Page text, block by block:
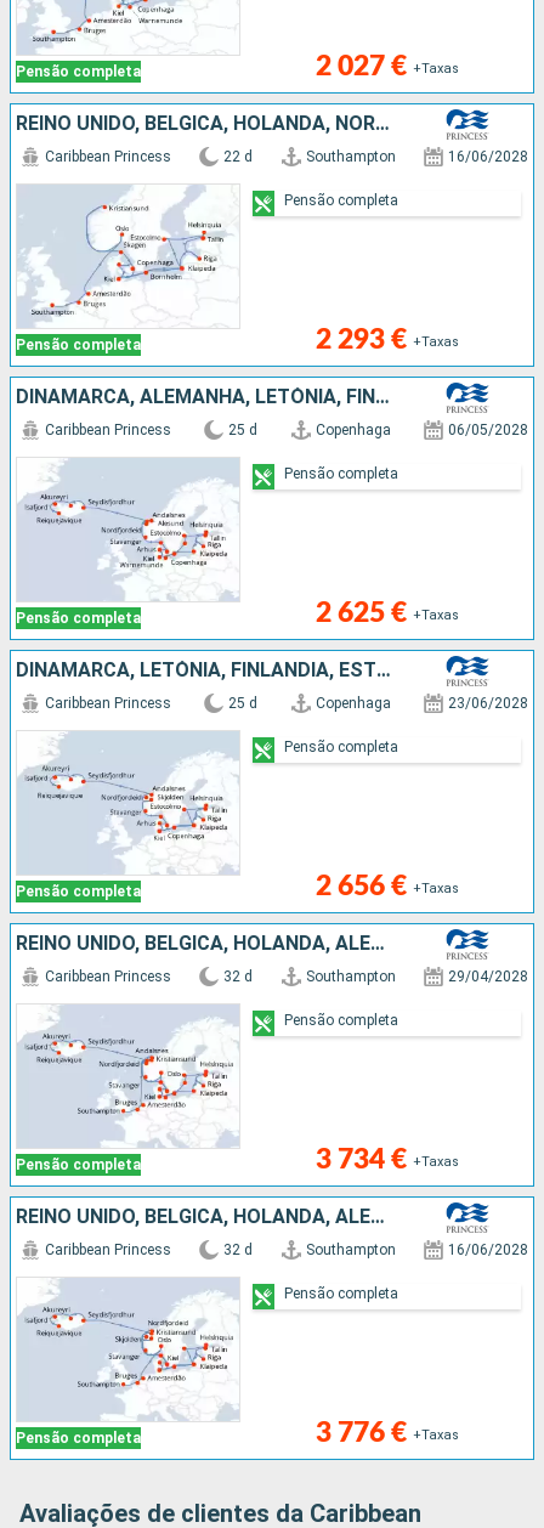
Pensão completa 2 027 € +Taxas
REINO UNIDO, BÉLGICA, HOLANDA, NORUEGA, ALEMANHA, LETÓNIA, ESTÓNIA, FINLÂNDIA, SUÉCIA, DINAMARCA
Pensão completa
Caribbean Princess 22 d Southampton 16/06/2028
2 293 € +Taxas
Pensão completa
DINAMARCA, ALEMANHA, LETÓNIA, FINLÂNDIA, ESTÓNIA, SUÉCIA, NORUEGA, ISLÂNDIA
Pensão completa
Caribbean Princess 25 d Copenhaga 06/05/2028
2 625 € +Taxas
Pensão completa
DINAMARCA, LETÓNIA, FINLÂNDIA, ESTÓNIA, SUÉCIA, ALEMANHA, NORUEGA, ISLÂNDIA
Pensão completa
Caribbean Princess 25 d Copenhaga 23/06/2028
2 656 € +Taxas
Pensão completa
REINO UNIDO, BÉLGICA, HOLANDA, ALEMANHA, LETÓNIA, FINLÂNDIA, ESTÓNIA, SUÉCIA, DINAMARCA, NORUEGA, ISLÂNDIA
Pensão completa
Caribbean Princess 32 d Southampton 29/04/2028
3 734 € +Taxas
Pensão completa
REINO UNIDO, BÉLGICA, HOLANDA, ALEMANHA, LETÓNIA, FINLÂNDIA, ESTÓNIA, SUÉCIA, DINAMARCA, NORUEGA, ISLÂNDIA
Pensão completa
Caribbean Princess 32 d Southampton 16/06/2028
3 776 € +Taxas
Pensão completa
Avaliações de clientes da Caribbean